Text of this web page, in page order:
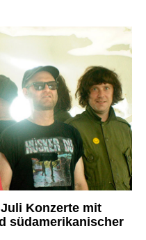
Konzerte mit
südamerikanischer